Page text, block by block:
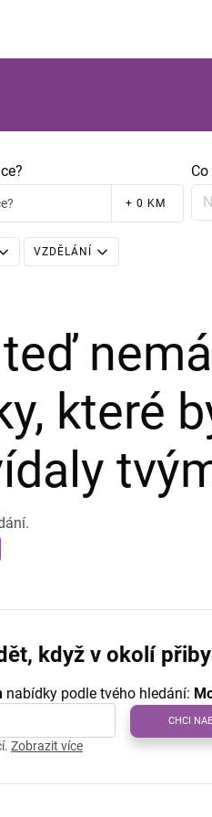
+ 0 KM
VZDĚLÁNÍ
které
když v okolí
nabídky podle tvého hledání:
CHCI
Zobrazit více